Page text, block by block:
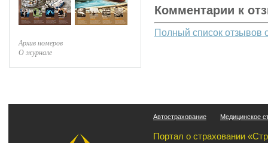
Архив номеров
О журнале
Комментарии к
Полный список отзывов
Автострахование Медицинское
Портал о страховании